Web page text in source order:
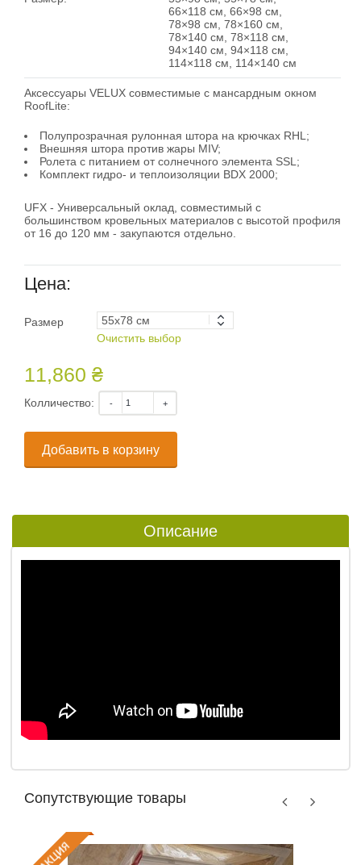
66×118 см, 66×98 см,
78×98 см, 78×160 см,
78×140 см, 78×118 см,
94×140 см, 94×118 см,
114×118 см, 114×140 см
Аксессуары VELUX совместимые с мансардным окном
RoofLite:
Полупрозрачная рулонная штора на крючках RHL;
Внешняя штора против жары MIV;
Ролета с питанием от солнечного элемента SSL;
Комплект гидро- и теплоизоляции BDX 2000;
UFX - Универсальный оклад, совместимый с
большинством кровельных материалов с высотой профиля
от 16 до 120 мм - закупаются отдельно.
Цена:
Размер
Очистить выбор
11,860 ₴
Колличество:
Добавить в корзину
Описание
Cопутствующие товары